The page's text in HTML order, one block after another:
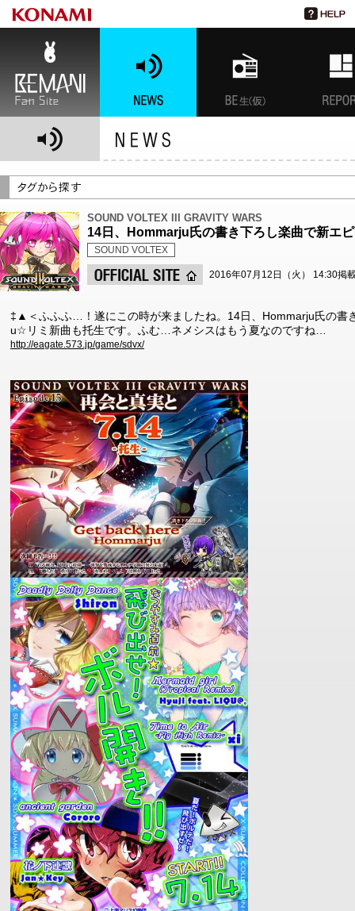
SOUND VOLTEX III GRAVITY WARS
14日、Hommarju氏の書き下ろし楽曲で新エ
SOUND VOLTEX
2016年07月12日（火） 14:30掲
‡▲＜ふふふ…！遂にこの時が来ましたね。14日、Hommarju氏の書
u☆リミ新曲も托生です。ふむ…ネメシスはもう夏なのですね…
http://eagate.573.jp/game/sdvx/